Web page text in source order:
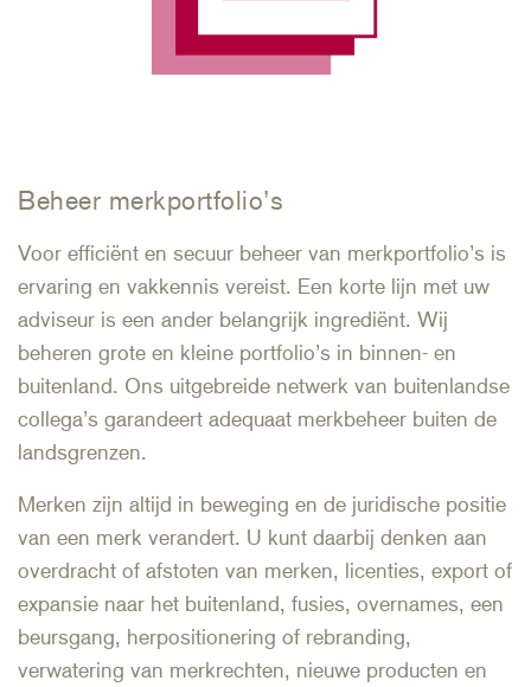
Beheer merkportfolio’s
Voor efficiënt en secuur beheer van merkportfolio’s is
ervaring en vakkennis vereist. Een korte lijn met uw
adviseur is een ander belangrijk ingrediënt. Wij
beheren grote en kleine portfolio’s in binnen- en
buitenland. Ons uitgebreide netwerk van buitenlandse
collega’s garandeert adequaat merkbeheer buiten de
landsgrenzen.
Merken zijn altijd in beweging en de juridische positie
van een merk verandert. U kunt daarbij denken aan
overdracht of afstoten van merken, licenties, export of
expansie naar het buitenland, fusies, overnames, een
beursgang, herpositionering of rebranding,
verwatering van merkrechten, nieuwe producten en